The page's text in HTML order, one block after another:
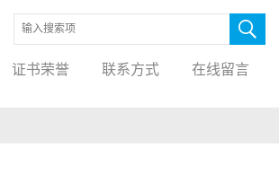
证书荣誉 联系方式 在线留言